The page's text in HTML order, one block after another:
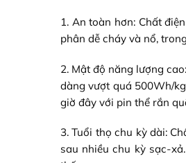
1. An toàn hơn: Chất
phân dễ cháy và nổ,
2. Mật độ năng lượng
dàng vượt quá 500Wh/
giờ đây với pin thể rắn
3. Tuổi thọ chu kỳ dài:
sau nhiều chu kỳ sạc-